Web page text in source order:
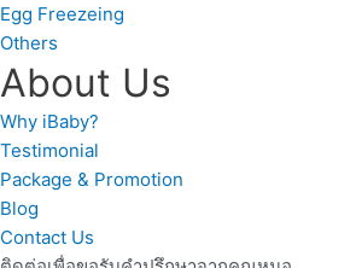
Egg Freezeing
Others
About Us
Why iBaby?
Testimonial
Package & Promotion
Blog
Contact Us